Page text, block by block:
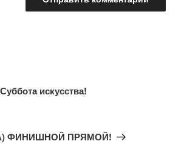
искусства!
ФИНИШНОЙ ПРЯМОЙ!